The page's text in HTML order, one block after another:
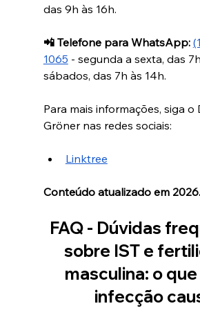
das 9h às 16h.
📲 Telefone para WhatsApp:
1065 - segunda a sexta, das
sábados, das 7h às 14h.
Para mais informações, siga o
Gröner nas redes sociais:
Linktree
Conteúdo atualizado em 2026.
FAQ - Dúvidas
sobre IST e
masculina: o
infecção